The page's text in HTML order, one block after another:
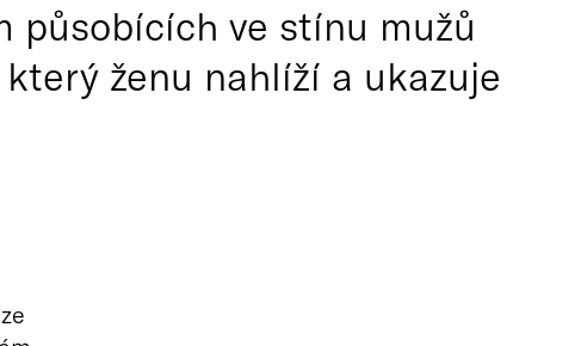
působících ve stínu mužů
ženu nahlíží a ukazuje